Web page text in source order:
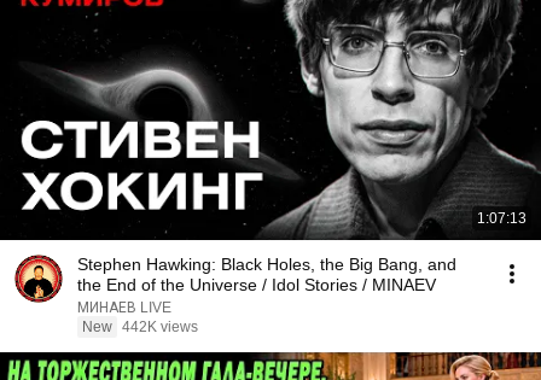
1:07:13
Stephen Hawking: Black Holes, the Big Bang, and
the End of the Universe / Idol Stories / MINAEV
МИНАЕВ LIVE
New 442K views